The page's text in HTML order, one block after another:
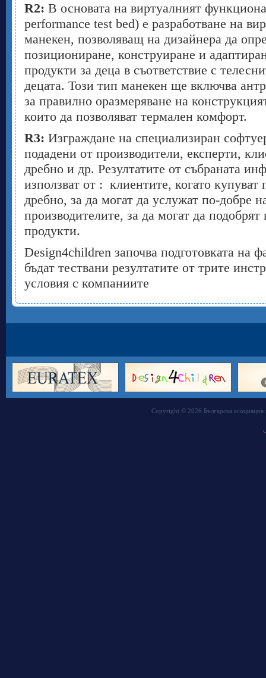
R2: В основата на виртуалният
performance test bed) е разработване на
манекен, позволяващ на дизайнера да
позициониране, конструиране и
продукти за деца в съответствие с
децата. Този тип манекен ще включва
за правилно оразмеряване на
които да позволяват термален комфорт.
R3: Изграждане на специализиран
подадени от производители, експерти,
дребно и др. Резултатите от събраната
използват от : клиентите, когато купуват
дребно, за да могат да услужат по-добре
производителите, за да могат да подобрят
продукти.
Design4children започва подготовката на
бъдат тествани резултатите от трите
условия с компаниите
Copyright © 2026 Българска асоциация